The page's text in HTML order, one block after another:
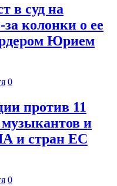
в суд на
колонки о ее
Юрием
0
против 11
музыкантов и
и стран ЕС
0